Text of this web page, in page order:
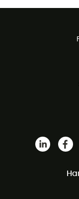
Gratis retur inom 100